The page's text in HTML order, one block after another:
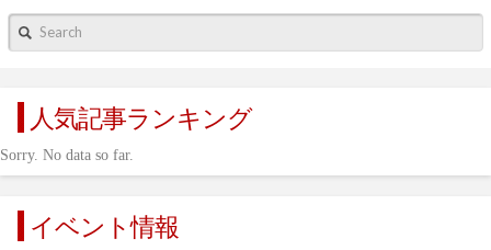
Search
人気記事ランキング
Sorry. No data so far.
イベント情報